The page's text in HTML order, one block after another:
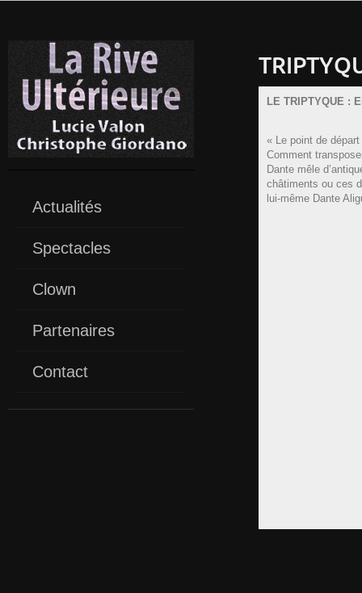
Actualités
Spectacles
Clown
Partenaires
Contact
LE TRIPTYQUE :
« Le point de
Comment
Dante mêle
châtiments ou ces
lui-même Dante